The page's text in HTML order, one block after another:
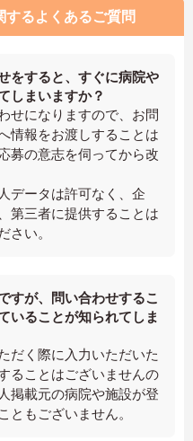
るよくあるご質問
をすると、すぐに病院や
しまいますか？
せになりますので、お問
情報をお渡しすることは
募の意志を伺ってから改
データは許可なく、企
第三者に提供することは
さい。
すが、問い合わせするこ
いることが知られてしま
だく際に入力いただいた
ることはございませんの
掲載元の病院や施設が登
ともございません。